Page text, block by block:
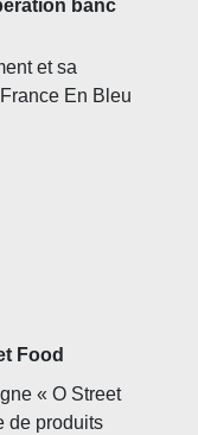
banc
et sa
En Bleu
Food
« O Street
de produits